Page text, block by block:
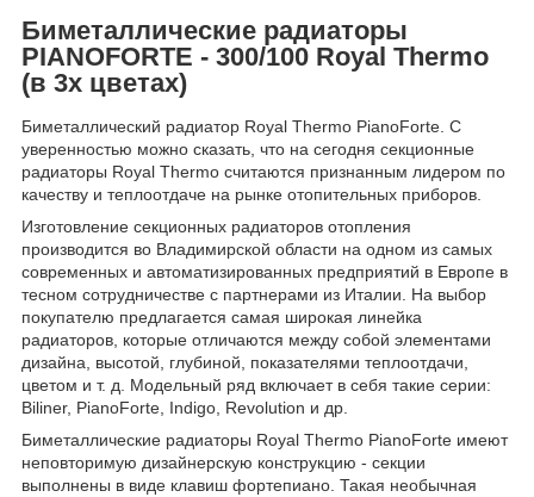
Биметаллические радиаторы
PIANOFORTE - 300/100 Royal Thermo
(в 3х цветах)
Биметаллический радиатор Royal Thermo PianoForte. С
уверенностью можно сказать, что на сегодня секционные
радиаторы Royal Thermo считаются признанным лидером по
качеству и теплоотдаче на рынке отопительных приборов.
Изготовление секционных радиаторов отопления
производится во Владимирской области на одном из самых
современных и автоматизированных предприятий в Европе в
тесном сотрудничестве с партнерами из Италии. На выбор
покупателю предлагается самая широкая линейка
радиаторов, которые отличаются между собой элементами
дизайна, высотой, глубиной, показателями теплоотдачи,
цветом и т. д. Модельный ряд включает в себя такие серии:
Biliner, PianoForte, Indigo, Revolution и др.
Биметаллические радиаторы Royal Thermo PianoForte имеют
неповторимую дизайнерскую конструкцию - секции
выполнены в виде клавиш фортепиано. Такая необычная